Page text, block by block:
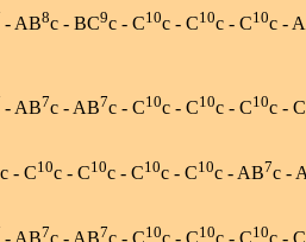
- AB8c - BC9c - C10c - C10c - C10c -
- AB7c - AB7c - C10c - C10c - C10c - C
c - C10c - C10c - C10c - C10c - AB7c -
7 7 10 10 10